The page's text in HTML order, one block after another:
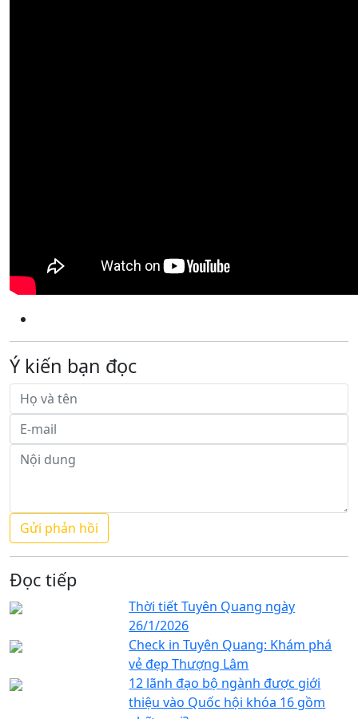
Ý kiến bạn đọc
Đọc tiếp
Thời tiết Tuyên Quang ngày
26/1/2026
Check in Tuyên Quang: Khám phá
vẻ đẹp Thượng Lâm
12 lãnh đạo bộ ngành được giới
thiệu vào Quốc hội khóa 16 gồm